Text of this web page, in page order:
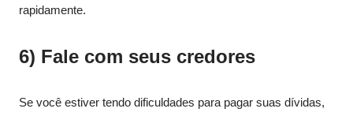
rapidamente.
6) Fale com seus credores
Se você estiver tendo dificuldades para pagar suas dívidas,